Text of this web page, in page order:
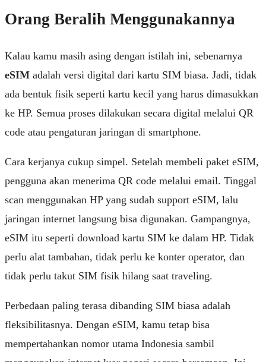
Orang Beralih Menggunakannya
Kalau kamu masih asing dengan istilah ini, sebenarnya
eSIM adalah versi digital dari kartu SIM biasa. Jadi, tidak
ada bentuk fisik seperti kartu kecil yang harus dimasukkan
ke HP. Semua proses dilakukan secara digital melalui QR
code atau pengaturan jaringan di smartphone.
Cara kerjanya cukup simpel. Setelah membeli paket eSIM,
pengguna akan menerima QR code melalui email. Tinggal
scan menggunakan HP yang sudah support eSIM, lalu
jaringan internet langsung bisa digunakan. Gampangnya,
eSIM itu seperti download kartu SIM ke dalam HP. Tidak
perlu alat tambahan, tidak perlu ke konter operator, dan
tidak perlu takut SIM fisik hilang saat traveling.
Perbedaan paling terasa dibanding SIM biasa adalah
fleksibilitasnya. Dengan eSIM, kamu tetap bisa
mempertahankan nomor utama Indonesia sambil